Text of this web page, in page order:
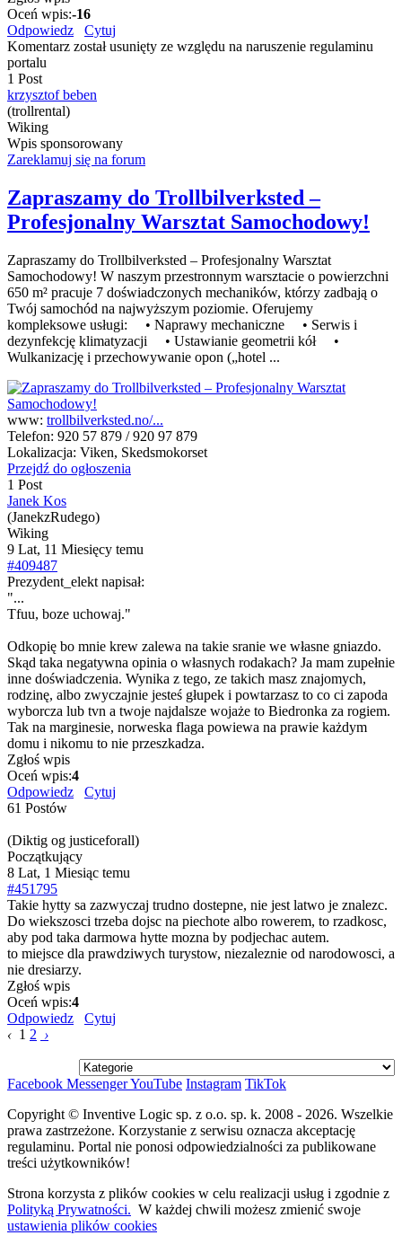
Oceń wpis:-16
Odpowiedz
Cytuj
Komentarz został usunięty ze względu na naruszenie regulaminu
portalu
1 Post
krzysztof beben
(trollrental)
Wiking
Wpis sponsorowany
Zareklamuj się na forum
Zapraszamy do Trollbilverksted –
Profesjonalny Warsztat Samochodowy!
Zapraszamy do Trollbilverksted – Profesjonalny Warsztat
Samochodowy! W naszym przestronnym warsztacie o powierzchni
650 m² pracuje 7 doświadczonych mechaników, którzy zadbają o
Twój samochód na najwyższym poziomie. Oferujemy
kompleksowe usługi: • Naprawy mechaniczne • Serwis i
dezynfekcję klimatyzacji • Ustawianie geometrii kół •
Wulkanizację i przechowywanie opon („hotel ...
www: trollbilverksted.no/...
Telefon: 920 57 879 / 920 97 879
Lokalizacja: Viken, Skedsmokorset
Przejdź do ogłoszenia
1 Post
Janek Kos
(JanekzRudego)
Wiking
9 Lat, 11 Miesięcy temu
#409487
Prezydent_elekt napisał:
"...
Tfuu, boze uchowaj."
Odkopię bo mnie krew zalewa na takie sranie we własne gniazdo.
Skąd taka negatywna opinia o własnych rodakach? Ja mam zupełnie
inne doświadczenia. Wynika z tego, ze takich masz znajomych,
rodzinę, albo zwyczajnie jesteś głupek i powtarzasz to co ci zapoda
wyborcza lub tvn a twoje najdalsze wojaże to Biedronka za rogiem.
Tak na marginesie, norweska flaga powiewa na prawie każdym
domu i nikomu to nie przeszkadza.
Zgłoś wpis
Oceń wpis:4
Odpowiedz
Cytuj
61 Postów
(Diktig og justiceforall)
Początkujący
8 Lat, 1 Miesiąc temu
#451795
Takie hytty sa zazwyczaj trudno dostepne, nie jest latwo je znalezc.
Do wiekszosci trzeba dojsc na piechote albo rowerem, to rzadkosc,
aby pod taka darmowa hytte mozna by podjechac autem.
to miejsce dla prawdziwych turystow, niezaleznie od narodowosci, a
nie dresiarzy.
Zgłoś wpis
Oceń wpis:4
Odpowiedz
Cytuj
‹ 1 2 ›
Facebook MessengerYouTube Instagram TikTok
Copyright © Inventive Logic sp. z o.o. sp. k. 2008 - 2026. Wszelkie
prawa zastrzeżone. Korzystanie z serwisu oznacza akceptację
regulaminu. Portal nie ponosi odpowiedzialności za publikowane
treści użytkowników!
Strona korzysta z plików cookies w celu realizacji usług i zgodnie z
Polityką Prywatności. W każdej chwili możesz zmienić swoje
ustawienia plików cookies